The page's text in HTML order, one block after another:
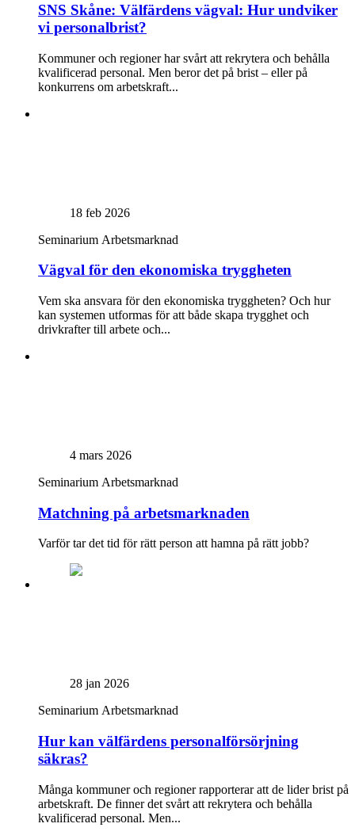
SNS Skåne: Välfärdens vägval: Hur undviker
vi personalbrist?
Kommuner och regioner har svårt att rekrytera och behålla
kvalificerad personal. Men beror det på brist – eller på
konkurrens om arbetskraft...
18 feb 2026
Seminarium Arbetsmarknad
Vägval för den ekonomiska tryggheten
Vem ska ansvara för den ekonomiska tryggheten? Och hur
kan systemen utformas för att både skapa trygghet och
drivkrafter till arbete och...
4 mars 2026
Seminarium Arbetsmarknad
Matchning på arbetsmarknaden
Varför tar det tid för rätt person att hamna på rätt jobb?
28 jan 2026
Seminarium Arbetsmarknad
Hur kan välfärdens personalförsörjning
säkras?
Många kommuner och regioner rapporterar att de lider brist på
arbetskraft. De finner det svårt att rekrytera och behålla
kvalificerad personal. Men...